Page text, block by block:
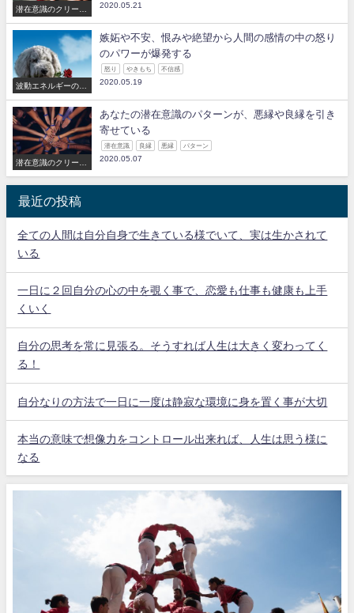
潜在意識のクリーニ
2020.05.21
波動エネルギーの法
嫉妬や不安、恨みや絶望から人間の感情の中の怒り
のパワーが爆発する
怒り やきもち 不信感
2020.05.19
潜在意識のクリーニ
あなたの潜在意識のパターンが、悪縁や良縁を引き
寄せている
潜在意識 良縁 悪縁 パターン
2020.05.07
最近の投稿
全ての人間は自分自身で生きている様でいて、実は生かされて
いる
一日に２回自分の心の中を覗く事で、恋愛も仕事も健康も上手
くいく
自分の思考を常に見張る。そうすれば人生は大きく変わってく
る！
自分なりの方法で一日に一度は静寂な環境に身を置く事が大切
本当の意味で想像力をコントロール出来れば、人生は思う様に
なる